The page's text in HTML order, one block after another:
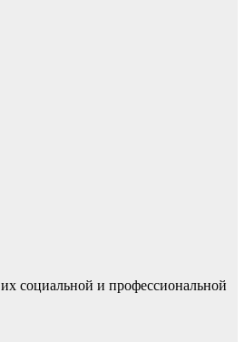
социальной и профессиональной